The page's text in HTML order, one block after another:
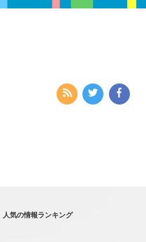
人気の情報ランキング